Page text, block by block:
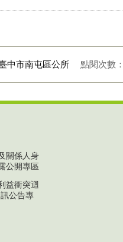
中市南屯區公所 點閱次數：
關係人身
公開專區
益衝突迴
公告專